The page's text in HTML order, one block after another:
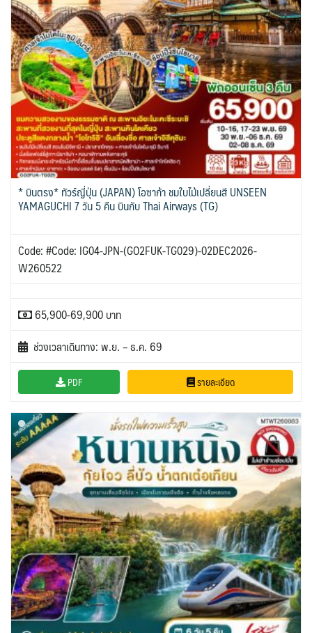
* บินตรง* ทัวร์ญี่ปุ่น (JAPAN) โอซาก้า ชมใบไม้เปลี่ยนสี UNSEEN
YAMAGUCHI 7 วัน 5 คืน บินกับ Thai Airways (TG)
Code: #Code: IG04-JPN-(GO2FUK-TG029)-02DEC2026-
W260522
65,900-69,900 บาท
ช่วงเวลาเดินทาง: พ.ย. – ธ.ค. 69
PDF รายละเอียด